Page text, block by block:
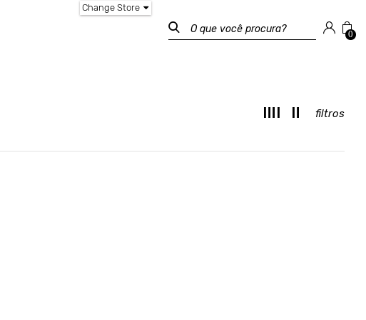
Change Store
0
filtros